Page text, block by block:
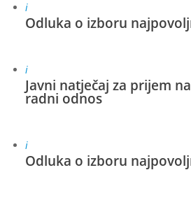
i
Odluka o izboru
i
Javni natječaj za prijem
radni odnos
i
Odluka o izboru